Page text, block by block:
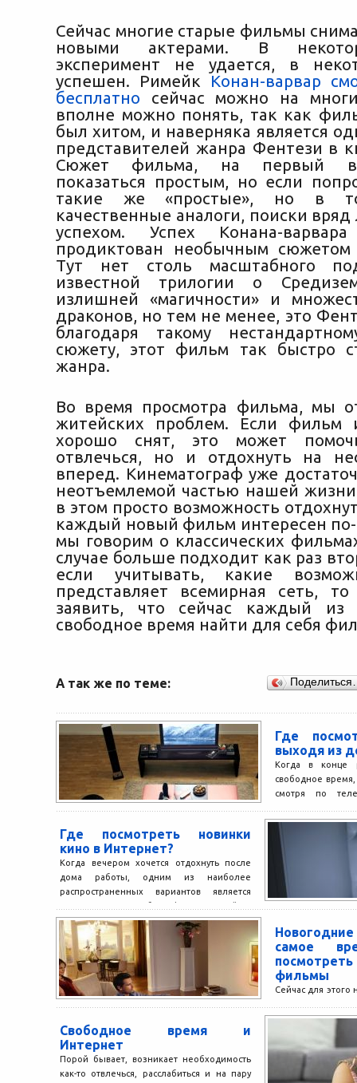
Сейчас многие старые фильмы
новыми актерами. В
эксперимент не удается, в
успешен. Римейк Конан-варвар
бесплатно сейчас можно на
вполне можно понять, так как
был хитом, и наверняка является
представителей жанра Фентези в
Сюжет фильма, на первый
показаться простым, но если
такие же «простые», но в
качественные аналоги, поиски вряд
успехом. Успех Конана-
продиктован необычным
Тут нет столь масштабного
известной трилогии о
излишней «магичности» и
драконов, но тем не менее, это
благодаря такому
сюжету, этот фильм так быстро
жанра.
Во время просмотра фильма, мы
житейских проблем. Если фильм
хорошо снят, это может
отвлечься, но и отдохнуть на
вперед. Кинематограф уже
неотъемлемой частью нашей
в этом просто возможность
каждый новый фильм интересен по-
мы говорим о классических
случае больше подходит как раз
если учитывать, какие
представляет всемирная сеть,
заявить, что сейчас каждый
свободное время найти для себя
А так же по теме:
Где
выходя из
Когда в конце
свободное
смотря по
Где посмотреть новинки
кино в Интернет?
Когда вечером хочется отдохнуть после
дома работы, одним из наиболее
распространенных вариантов является
просмотр каких-нибудь фильмов. Сейчас
можно практически любые...
самое
фильмы
Сейчас для
сайт фильмы
Свободное время и
Интернет
Порой бывает, возникает необходимость
как-то отвлечься, расслабиться и на пару